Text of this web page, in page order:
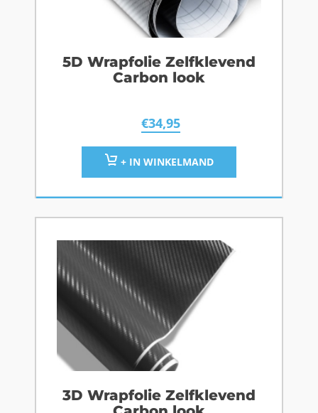
5D Wrapfolie Zelfklevend
Carbon look
€34,95
+ IN WINKELMAND
3D Wrapfolie Zelfklevend